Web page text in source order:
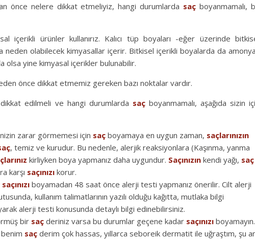
önce nelere dikkat etmeliyiz, hangi durumlarda saç boyanmamalı,
içerikli ürünler kullanırız. Kalıcı tüp boyaları -eğer üzerinde
neden olabilecek kimyasallar içerir. Bitkisel içerikli boyalarda da
yine kimyasal içerikler bulunabilir.
önce dikkat etmemiz gereken bazı noktalar vardır.
edilmeli ve hangi durumlarda saçboyanmamalı, aşağıda sizin
zarar görmemesi için saç boyamaya en uygun zaman, saçlarınızın
, temiz ve kurudur. Bu nedenle, alerjik reaksiyonlara (Kaşınma, yanma
kirliyken boya yapmanız daha uygundur. Saçınızın kendi yağı, saç
karşı saçınızı korur.
saçınızı boyamadan 48 saat önce alerji testi yapmanız önerilir. Cilt alerji
kullanım talimatlarının yazılı olduğu kağıtta, mutlaka bilgi
alerji testi konusunda detaylı bilgi edinebilirsiniz.
bir saç deriniz varsa bu durumlar geçene kadar saçınızı boyamayın.
saç derim çok hassas, yıllarca seboreik dermatit ile uğraştım, şu